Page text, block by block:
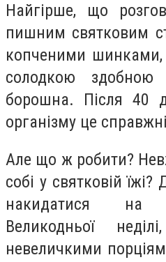
Найгірше, що
пишним святковим
копченими
солодкою
борошна. Після 40
організму це
Але що ж робити?
собі у святковій
накидатися на
Великодньої
невеличкими